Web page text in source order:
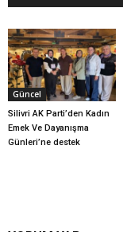
Güncel
Silivri AK Parti’den Kadın
Emek Ve Dayanışma
Günleri’ne destek